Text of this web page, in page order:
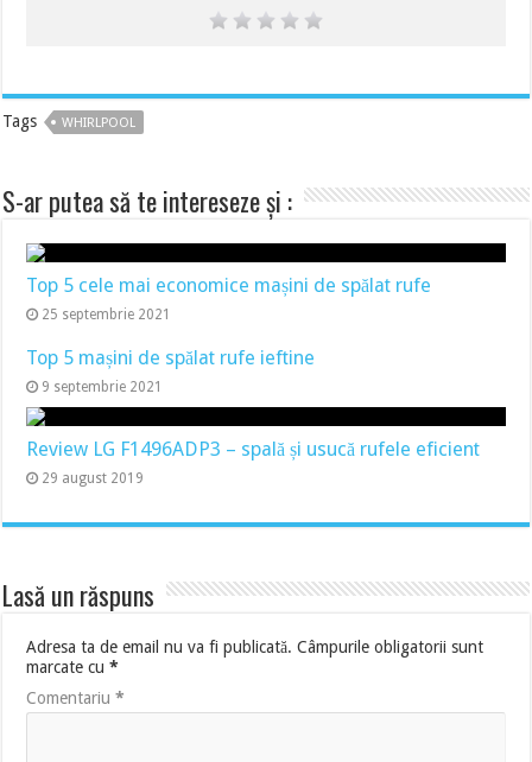
Tags WHIRLPOOL
S-ar putea să te intereseze și :
Top 5 cele mai economice mașini de spălat rufe
25 septembrie 2021
Top 5 mașini de spălat rufe ieftine
9 septembrie 2021
Review LG F1496ADP3 – spală și usucă rufele eficient
29 august 2019
Lasă un răspuns
Adresa ta de email nu va fi publicată. Câmpurile obligatorii sunt
marcate cu*
Comentariu*